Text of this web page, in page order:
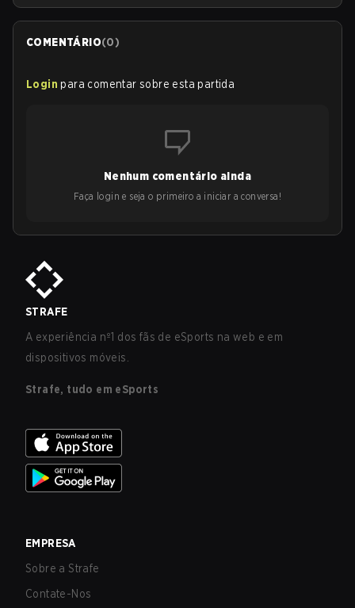
COMENTÁRIO(0)
Login para comentar sobre esta partida
Nenhum comentário ainda
Faça login e seja o primeiro a iniciar a conversa!
STRAFE
A experiência nº1 dos fãs de eSports na web e em
dispositivos móveis.
Strafe, tudo em eSports
EMPRESA
Sobre a Strafe
Contate-Nos